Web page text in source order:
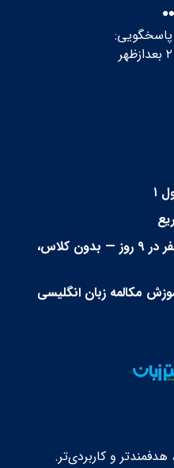
۱
یادگیری مکالمه انگلیسی از صفر در ۹ روز — بدون کلاس،
مکالمه زبان انگلیسی
و کاربردی‌تر.